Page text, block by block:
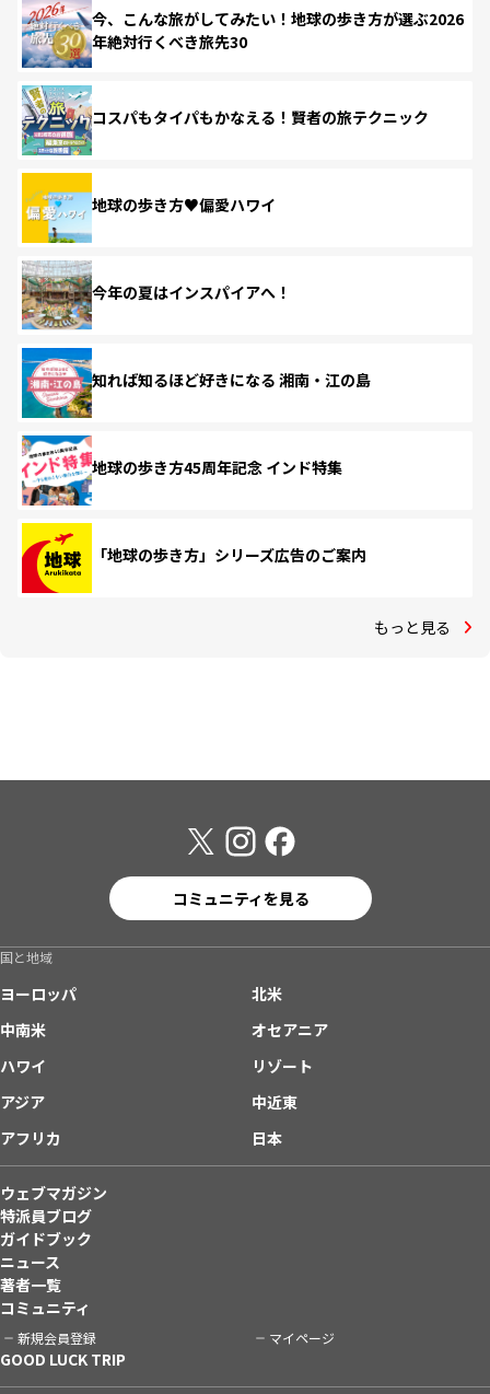
今、こんな旅がしてみたい！地球の歩き方が選ぶ2026
年絶対行くべき旅先30
コスパもタイパもかなえる！賢者の旅テクニック
地球の歩き方♥偏愛ハワイ
今年の夏はインスパイアへ！
知れば知るほど好きになる 湘南・江の島
地球の歩き方45周年記念 インド特集
「地球の歩き方」シリーズ広告のご案内
もっと見る
コミュニティを見る
国と地域
ヨーロッパ
北米
中南米
オセアニア
ハワイ
リゾート
アジア
中近東
アフリカ
日本
ウェブマガジン
特派員ブログ
ガイドブック
ニュース
著者一覧
コミュニティ
新規会員登録 マイページ
GOOD LUCK TRIP